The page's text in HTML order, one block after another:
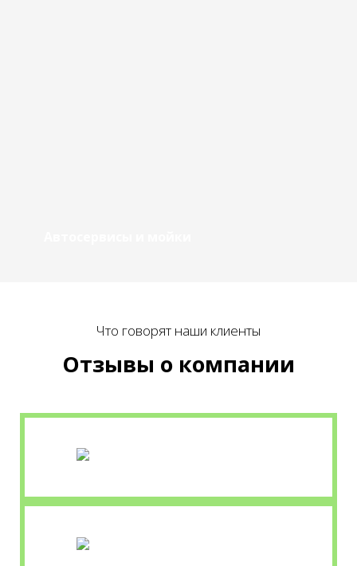
Что говорят наши клиенты
Отзывы о компании